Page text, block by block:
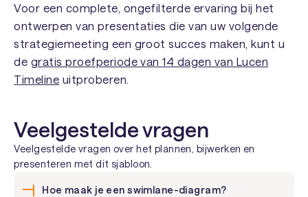
Voor een complete, ongefilterde ervaring bij het
ontwerpen van presentaties die van uw volgende
strategiemeeting een groot succes maken, kunt u
de gratis proefperiode van 14 dagen van Lucen
Timeline uitproberen.
Veelgestelde vragen
Veelgestelde vragen over het plannen, bijwerken en
presenteren met dit sjabloon.
Hoe maak je een swimlane-diagram?